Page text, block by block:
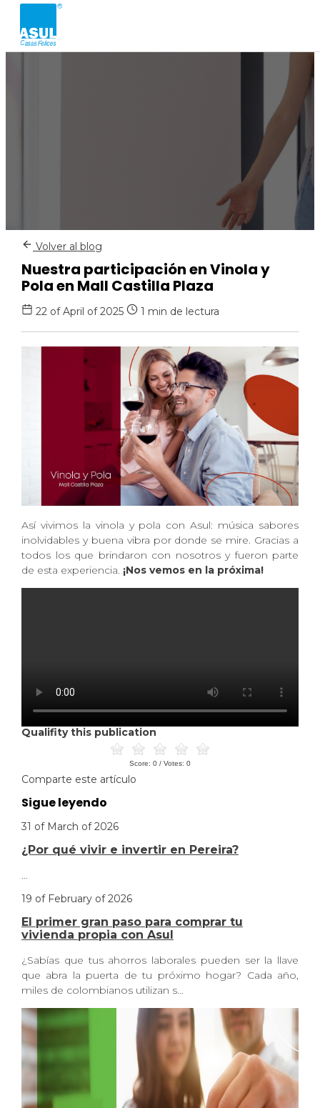
Volver al blog
Nuestra participación en Vinola y
Pola en Mall Castilla Plaza
22 of April of 2025 1 min de lectura
Así vivimos la vinola y pola con Asul: música sabores
inolvidables y buena vibra por donde se mire. Gracias a
todos los que brindaron con nosotros y fueron parte
de esta experiencia. ¡Nos vemos en la próxima!
Qualifity this publication
Score: 0 / Votes: 0
Comparte este artículo
Sigue leyendo
31 of March of 2026
¿Por qué vivir e invertir en Pereira?
…
19 of February of 2026
El primer gran paso para comprar tu
vivienda propia con Asul
¿Sabías que tus ahorros laborales pueden ser la llave
que abra la puerta de tu próximo hogar? Cada año,
miles de colombianos utilizan s…